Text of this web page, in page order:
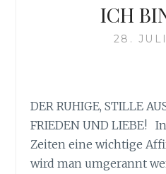
ICH
28.
DER RUHIGE, STILLE
FRIEDEN UND LIEBE!
Zeiten eine wichtige
wird man umgerannt